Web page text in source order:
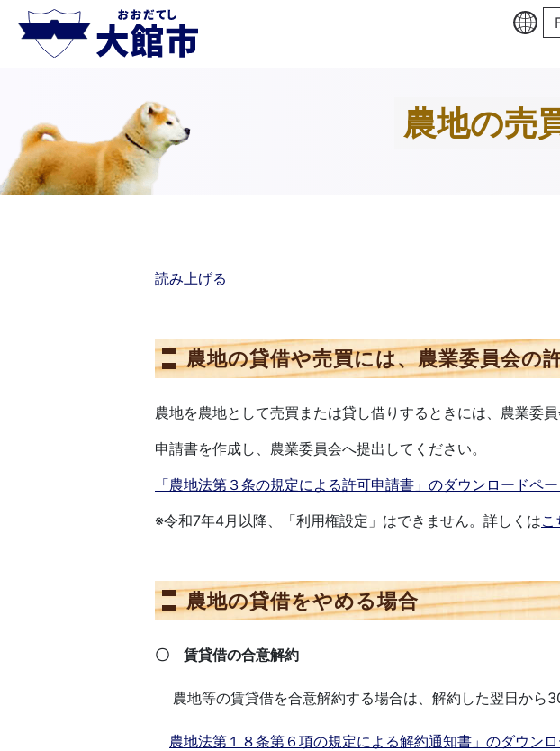
農地の売
読み上げる
農地の貸借や売買には、農業委員会の
農地を農地として売買または貸し借りするときには、農業委
申請書を作成し、農業委員会へ提出してください。
「農地法第３条の規定による許可申請書」のダウンロードペ
※令和7年4月以降、「利用権設定」はできません。詳しくはこ
農地の貸借をやめる場合
〇 賃貸借の合意解約
農地等の賃貸借を合意解約する場合は、解約した翌日から
農地法第１８条第６項の規定による解約通知書」のダウン